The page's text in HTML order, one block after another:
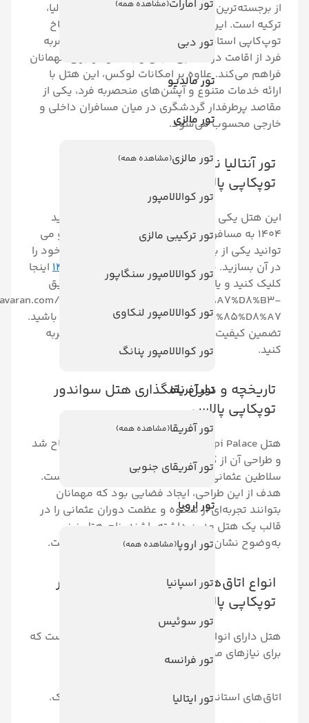
تور امارات(مشاهده همه)
تور دبی
تور مالدیو
تور مالزی
تور مالزی(مشاهده همه)
تور کوالالامپور
تور ترکیبی مالزی
تور کوالالامپور سنگاپور
تور کوالالامپور لنکاوی
تور کوالالامپور پنانگ
تور آفریقا
(مشاهده همه)
تور آفریقای جنوبی
تور اروپا
تور اروپا(مشاهده همه)
تور اسپانیا
تور فرانسه
تور ایتالیا
هتل‌های لوکس منطقه لارا در آنتالیا،
هتل با الهام از معماری تاریخی کاخ
طراحی شده و تجربه ای منحصربه
در فضایی مجلل و باشکوه را برای مهمانان
علاوه بر امکانات لوکس، این هتل با
متنوع و آپشن‌های منحصربه فرد، یکی از
گردشگری در میان مسافران داخلی و
می‌شود.
تور آنتالیا نوروز 1404 در هتل سواندور
از برترین هتل هایی است که در عید
مسافران خدمات لولکس ارائه می دهد و می
به یاد ماندنی خاطره های تعطیلات خود را
برای خرید تورهای آنتالیا نوروز 1404
اینجا
با مشاوران آژانس سفرآوران از طریق
https://www.touravaran.com/contact/
%D8%A8%D8%A7-%D9%85%D8%A7 در ارتباط باشید.
و مناسب ترین قیمت ها را با ما تجربه
دلیل نامگذاری هتل سواندور
کاخ تاریخی توپ‌کاپی، محل اقامت
در استانبول، الهام گرفته شده است.
ایجاد فضایی بود که مهمانان
از شکوه و عظمت دوران عثمانی را در
داشته باشند. نام هتل نیز
دهنده این الهام‌گیری تاریخی است.
و سوئیت‌ها هتل سواندور
مختلفی از اتاق‌ها و سوئیت‌ها است که
مختلف مهمانان طراحی شده‌اند:
با امکانات کامل و طراحی شیک.